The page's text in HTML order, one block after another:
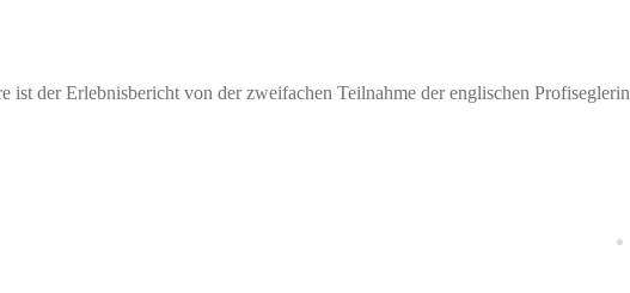
der Erlebnisbericht von der zweifachen Teilnahme der englischen Profiseglerin